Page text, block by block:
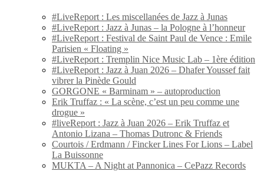
#LiveReport : Les miscellanées de Jazz à Junas
#LiveReport : Jazz à Junas – la Pologne à l’honneur
#LiveReport : Festival de Saint Paul de Vence : Emile
Parisien « Floating »
#LiveReport : Tremplin Nice Music Lab – 1ère édition
#LiveReport : Jazz à Juan 2026 – Dhafer Youssef fait
vibrer la Pinède Gould
GORGONE « Barminam » – autoproduction
Erik Truffaz : « La scène, c’est un peu comme une
drogue »
#liveReport : Jazz à Juan 2026 – Erik Truffaz et
Antonio Lizana – Thomas Dutronc & Friends
Courtois / Erdmann / Fincker Lines For Lions – Label
La Buissonne
MUKTA – A Night at Pannonica – CePazz Records